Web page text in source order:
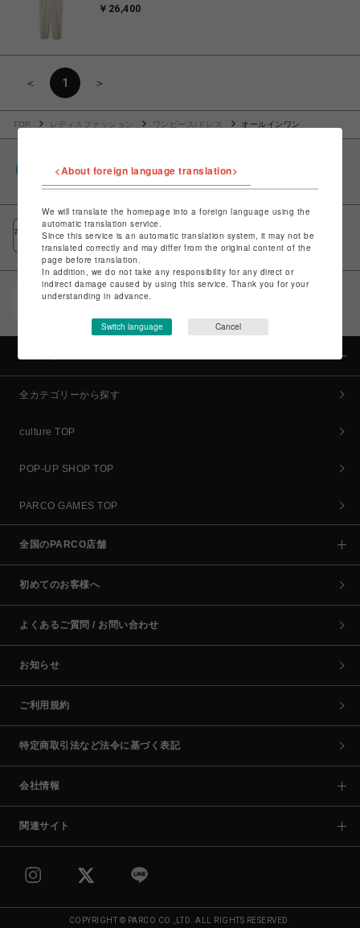
￥26,400
＜ 1 ＞
TOP レディスファッション ワンピース/ドレス オールインワン
PARCOポイント
全国のPARCOやONLINE PARCOで貯まる＆使える
ポケパル払い
初回登録＆お買物で最大1,500円分のPARCOポイント進呈
POCKET PARCO（公式アプリ）
全カテゴリーから探す
culture TOP
POP-UP SHOP TOP
PARCO GAMES TOP
全国のPARCO店舗
初めてのお客様へ
よくあるご質問 / お問い合わせ
お知らせ
ご利用規約
特定商取引法など法令に基づく表記
会社情報
関連サイト
COPYRIGHT © PARCO CO.,LTD. ALL RIGHTS RESERVED.
<About foreign language translation>
We will translate the homepage into a foreign language using the
automatic translation service.
Since this service is an automatic translation system, it may not be
translated correctly and may differ from the original content of the
page before translation.
In addition, we do not take any responsibility for any direct or
indirect damage caused by using this service. Thank you for your
understanding in advance.
Switch language Cancel